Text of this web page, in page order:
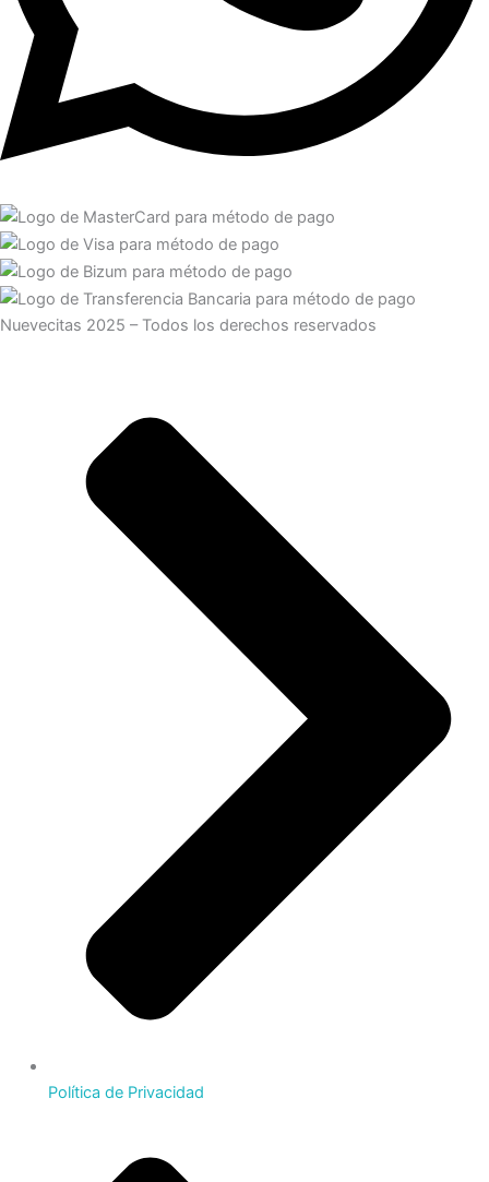
Nuevecitas 2025 – Todos los derechos reservados
Política de Privacidad